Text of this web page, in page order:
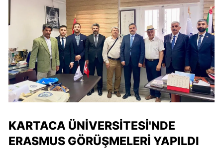
KARTACA ÜNIVERSITESI'NDE
ERASMUS GÖRÜŞMELERI YAPILDI